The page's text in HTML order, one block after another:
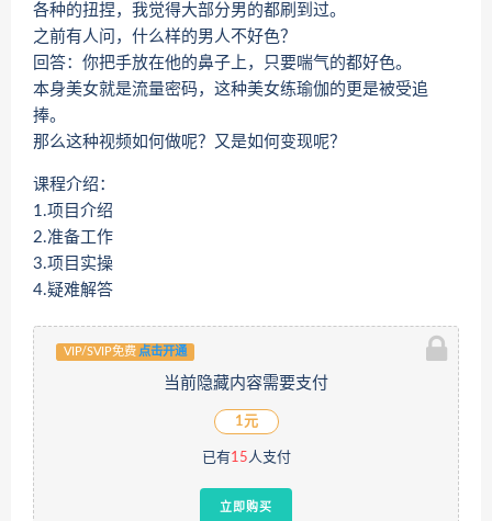
各种的扭捏，我觉得大部分男的都刷到过。
之前有人问，什么样的男人不好色？
回答：你把手放在他的鼻子上，只要喘气的都好色。
本身美女就是流量密码，这种美女练瑜伽的更是被受追
捧。
那么这种视频如何做呢？又是如何变现呢？
课程介绍：
1.项目介绍
2.准备工作
3.项目实操
4.疑难解答
VIP/SVIP免费 点击开通
当前隐藏内容需要支付
1元
已有15人支付
立即购买